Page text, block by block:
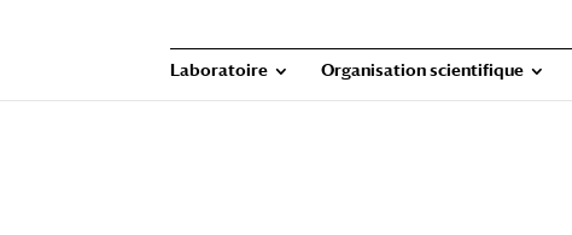
Laboratoire Organisation scientifique